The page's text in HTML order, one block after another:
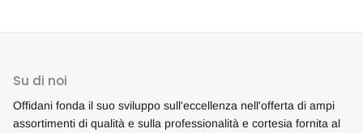
Su di noi
Offidani fonda il suo sviluppo sull'eccellenza nell'offerta di ampi
assortimenti di qualità e sulla professionalità e cortesia fornita al